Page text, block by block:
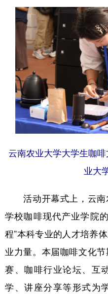
云南农业大学大学生咖
业大
活动开幕式上，云南
学校咖啡现代产业学院
程”本科专业的人才培养
业力量。本届咖啡文化
赛、咖啡行业论坛、互
学、讲座分享等形式为